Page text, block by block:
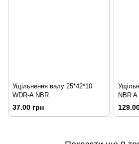
Ущільнення валу 25*42*10
WDR-A NBR
37.00 грн
NBR A